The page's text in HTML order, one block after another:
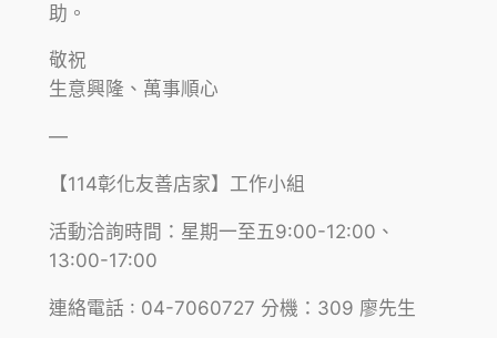
助。
敬祝
生意興隆、萬事順心
—
【114彰化友善店家】工作小組
活動洽詢時間： 星期一至五9:00-12:00、
13:00-17:00
連絡電話 : 04-7060727 分機：309 廖先生